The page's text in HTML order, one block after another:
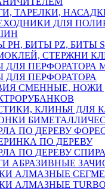
ТАРЕЛКИ,
ДЛЯ
PH, БИТЫ PZ, БИТЫ
СТЕРЖНИ
ДЛЯ ПЕРФОРАТОРА
ДЛЯ ПЕРФОРАТОРА
СМЕННЫЕ, НОЖИ
КЛИНЬЯ ДЛЯ
ПО ДЕРЕВУ
ПО ДЕРЕВУ
ПО ДЕРЕВУ
АБРАЗИВНЫЕ
АЛМАЗНЫЕ
АЛМАЗНЫЕ TURBO